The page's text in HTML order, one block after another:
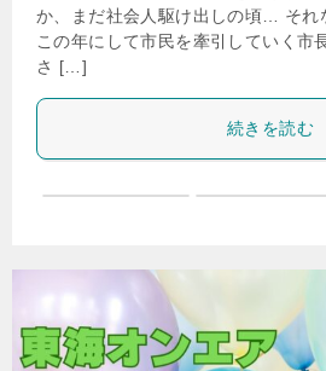
か、まだ社会人駆け出しの頃… それ
この年にして市民を牽引していく市
さ […]
続きを読む